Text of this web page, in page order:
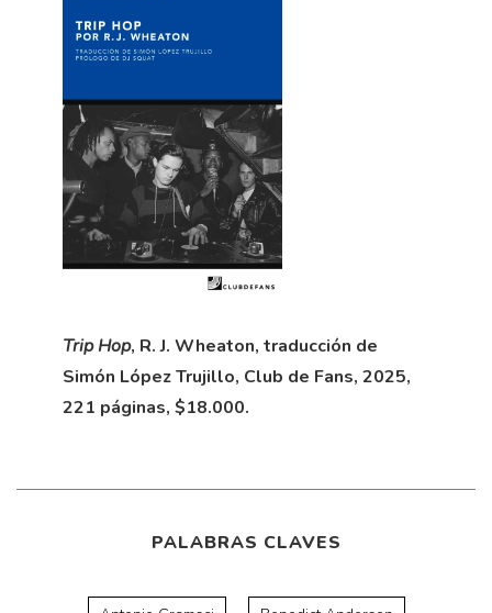
Trip Hop, R. J. Wheaton, traducción de
Simón López Trujillo, Club de Fans, 2025,
221 páginas, $18.000.
PALABRAS CLAVES